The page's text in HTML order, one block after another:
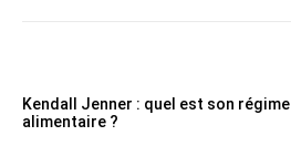
Kendall Jenner : quel est son régime
alimentaire ?